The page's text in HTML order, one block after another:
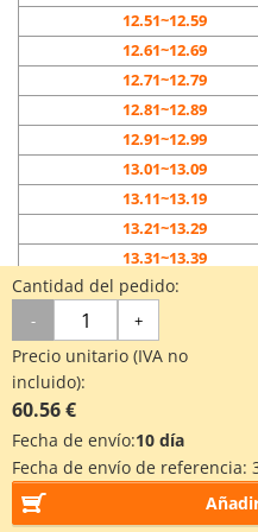
12.51~12.59
12.61~12.69
12.71~12.79
12.81~12.89
12.91~12.99
13.01~13.09
13.11~13.19
13.21~13.29
13.31~13.39
13.41~13.49
13.51~13.59
13.61~13.69
13.91~13.99
14.01~14.09
Diámetro de la
Cantidad del pedido:
- +
Precio unitario (IVA no
incluido):
60.56 €
Fecha de envío:10 día
Fecha de envío de referencia: